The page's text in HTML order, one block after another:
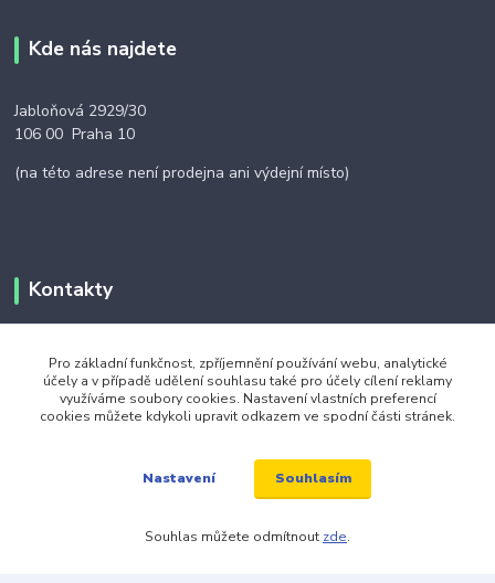
Kde nás najdete
Jabloňová 2929/30
106 00 Praha 10
(na této adrese není prodejna ani výdejní místo)
Kontakty
+420 703 024 309
objednavky@zavazuj.cz
Pro základní funkčnost, zpříjemnění používání webu, analytické
účely a v případě udělení souhlasu také pro účely cílení reklamy
využíváme soubory cookies. Nastavení vlastních preferencí
cookies můžete kdykoli upravit odkazem ve spodní části stránek.
Nastavení Souhlasím
Souhlas můžete odmítnout zde.